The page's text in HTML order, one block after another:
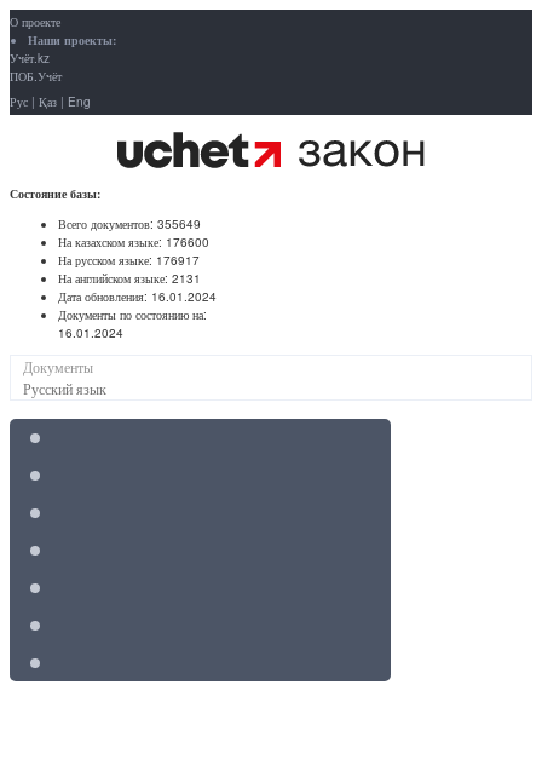
О проекте
Наши проекты:
Учёт.kz
ПОБ.Учёт
Рус | Қаз | Eng
Состояние базы:
Всего документов: 355649
На казахском языке: 176600
На русском языке: 176917
На английском языке: 2131
Дата обновления: 16.01.2024
Документы по состоянию на:
16.01.2024
Документы
Русский язык